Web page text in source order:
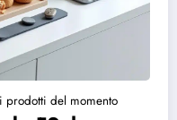
del momento